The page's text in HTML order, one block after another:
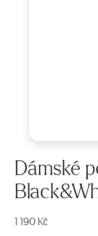
Dámské
1 190 Kč